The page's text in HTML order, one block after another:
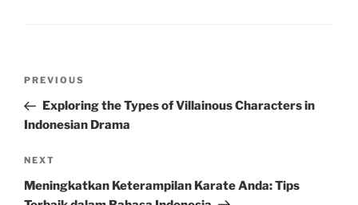
Previous
Post
PREVIOUS
Exploring the Types of Villainous Characters in
Indonesian Drama
Next
Post
NEXT
Meningkatkan Keterampilan Karate Anda: Tips